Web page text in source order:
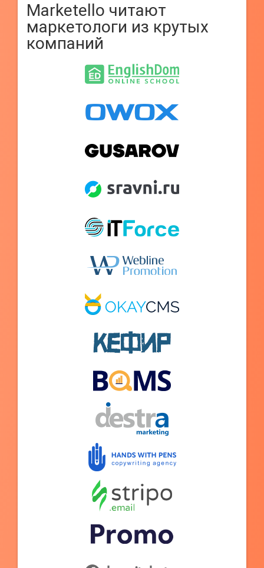
Marketello читают
маркетологи из крутых
компаний